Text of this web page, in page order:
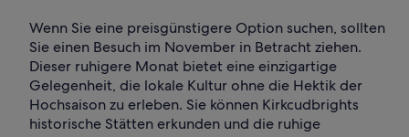
Wenn Sie eine preisgünstigere Option suchen, sollten
Sie einen Besuch im November in Betracht ziehen.
Dieser ruhigere Monat bietet eine einzigartige
Gelegenheit, die lokale Kultur ohne die Hektik der
Hochsaison zu erleben. Sie können Kirkcudbrights
historische Stätten erkunden und die ruhige